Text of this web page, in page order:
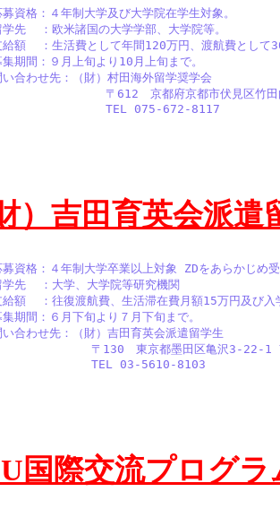
資格：４年制大学及び大学院在学生対象。
先  ：欧米諸国の大学学部、大学院等。
額  ：生活費として年間120万円、渡航費として
期間：９月上旬より10月上旬まで。
合わせ先：（財）村田海外留学奨学会
〒612　京都府京都市伏見区竹田
TEL 075-672-8117
）吉田育英会派遣
資格：４年制大学卒業以上対象 ZDをあらかじめ
先  ：大学、大学院等研究機関
額  ：往復渡航費、生活滞在費月額15万円及び入
期間：６月下旬より７月下旬まで。
合わせ先：（財）吉田育英会派遣留学生
〒130　東京都墨田区亀沢3-22-1
TEL 03-5610-8103
国際交流プログ